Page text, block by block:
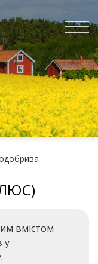
вмістом
у